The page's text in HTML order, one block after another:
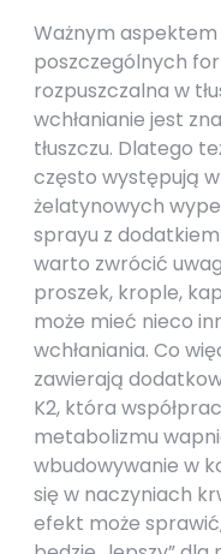
Ważnym
poszczególnych
rozpuszczalna w
wchłanianie jest
tłuszczu. Dlatego
często występują
żelatynowych
sprayu z
warto zwrócić
proszek, krople,
może mieć nieco
wchłaniania. Co
zawierają
K2, która
metabolizmu
wbudowywanie w
się w naczyniach
efekt może